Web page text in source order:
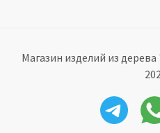
Магазин изделий из